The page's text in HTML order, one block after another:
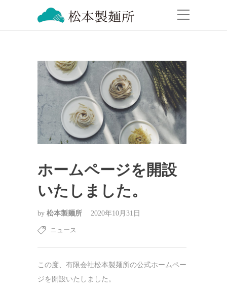
ホームページを開設
いたしました。
by 松本製麺所 2020年10月31日
ニュース
この度、有限会社松本製麺所の公式ホームペー
ジを開設いたしました。